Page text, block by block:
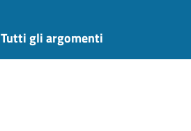
Tutti gli argomenti